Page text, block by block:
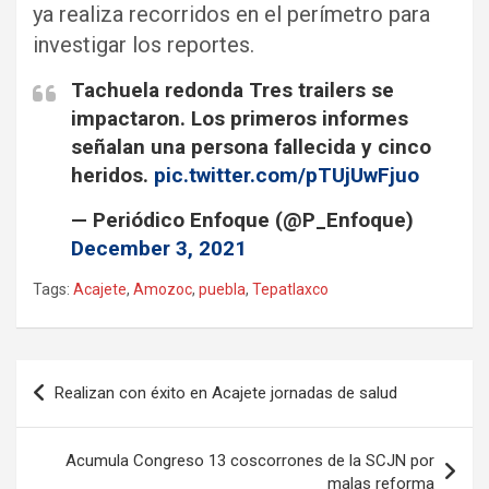
ya realiza recorridos en el perímetro para
investigar los reportes.
Tachuela redonda Tres trailers se
impactaron. Los primeros informes
señalan una persona fallecida y cinco
heridos. pic.twitter.com/pTUjUwFjuo
— Periódico Enfoque (@P_Enfoque)
December 3, 2021
Tags: Acajete, Amozoc, puebla, Tepatlaxco
Navegación
de
entradas
Realizan con éxito en Acajete jornadas de salud
Acumula Congreso 13 coscorrones de la SCJN por
malas reforma